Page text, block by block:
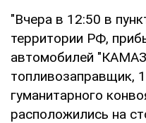
"Вчера в 12:50 в
территории РФ,
автомобилей
топливозаправщик,
гуманитарного
расположились на